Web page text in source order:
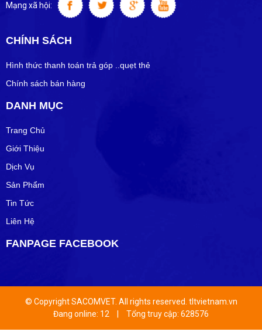
Mạng xã hội:
CHÍNH SÁCH
Hình thức thanh toán trả góp ..quẹt thẻ
Chính sách bán hàng
DANH MỤC
Trang Chủ
Giới Thiệu
Dịch Vụ
Sản Phẩm
Tin Tức
Liên Hệ
FANPAGE FACEBOOK
© Copyright SACOMVET. All rights reserved. tltvietnam.vn
Đang online: 12
| Tổng truy cập: 628576